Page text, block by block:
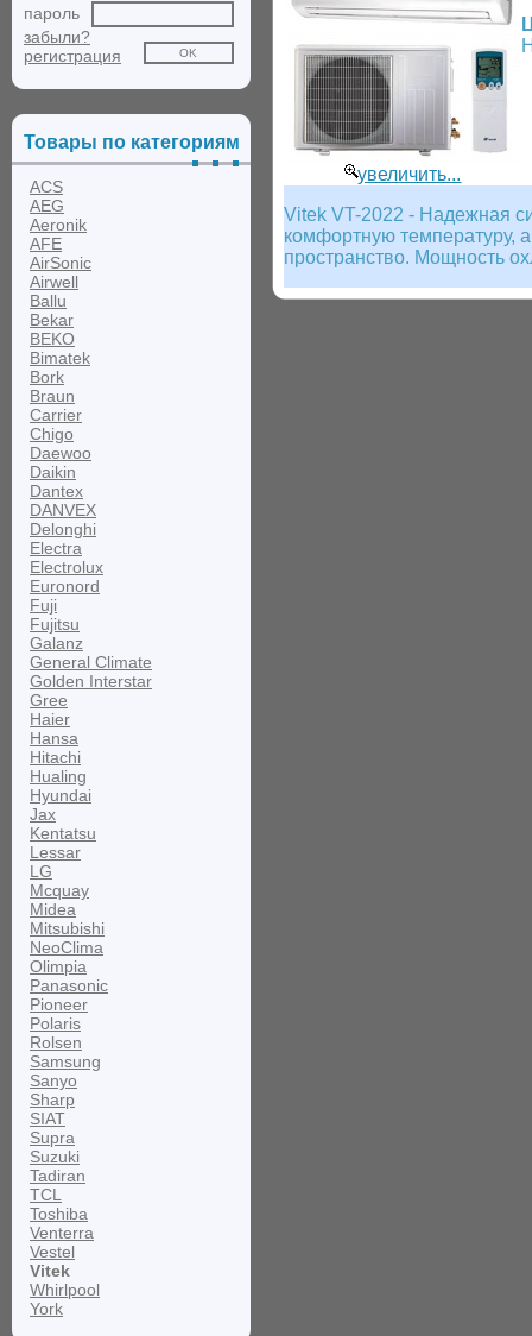
пароль
забыли?
регистрация
Товары по категориям
ACS
AEG
Aeronik
AFE
AirSonic
Airwell
Ballu
Bekar
BEKO
Bimatek
Bork
Braun
Carrier
Chigo
Daewoo
Daikin
Dantex
DANVEX
Delonghi
Electra
Electrolux
Euronord
Fuji
Fujitsu
Galanz
General Climate
Golden Interstar
Gree
Haier
Hansa
Hitachi
Hualing
Hyundai
Jax
Kentatsu
Lessar
LG
Mcquay
Midea
Mitsubishi
NeoClima
Olimpia
Panasonic
Pioneer
Polaris
Rolsen
Samsung
Sanyo
Sharp
SIAT
Supra
Suzuki
Tadiran
TCL
Toshiba
Venterra
Vestel
Vitek
Whirlpool
York
увеличить...
Vitek VT-2022 - Надежная
комфортную температуру,
пространство. Мощность